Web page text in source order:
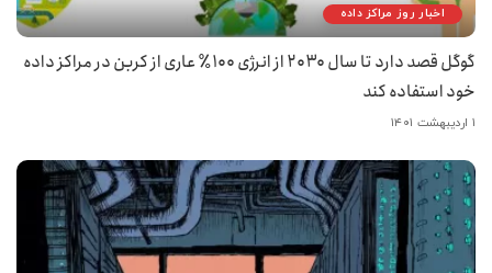
اخبار روز مراکز داده
گوگل قصد دارد تا سال ۲۰۳۰ از انرژی ۱۰۰٪ عاری از کربن در مراکز داده
خود استفاده کند
۱ اردیبهشت ۱۴۰۱